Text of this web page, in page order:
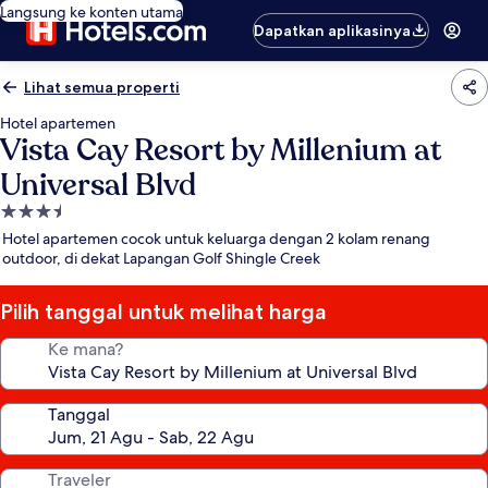
Langsung ke konten utama
Dapatkan aplikasinya
Lihat semua properti
Hotel apartemen
Vista Cay Resort by Millenium at
Universal Blvd
Properti
bintang
3.5
Hotel apartemen cocok untuk keluarga dengan 2 kolam renang
outdoor, di dekat Lapangan Golf Shingle Creek
Pilih tanggal untuk melihat harga
Ke mana?
Tanggal
Traveler